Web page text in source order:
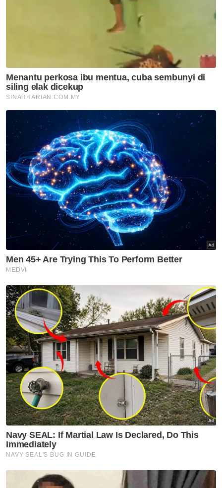
VPoints:
Kemalangan
Guru
Pelajar
Kejohanan Ping Pong
Artikel Disyorkan
Semasa
Bapa lemas cuba selamatkan
Semasa
Enam individu direman
seminggu bantu siasatan kes
culik
Semasa
Polis kesan lelaki dipercayai
pukul, ugut pengguna jalan
raya
Semasa
AKPS sita kontena disyaki
hantar barang eksport ke Israel